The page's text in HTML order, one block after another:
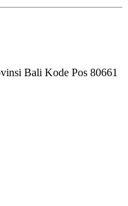
Bali Kode Pos 80661